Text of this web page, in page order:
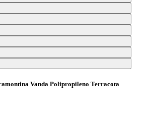
Vanda Polipropileno Terracota